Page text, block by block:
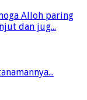
Alloh paring
dan jug...